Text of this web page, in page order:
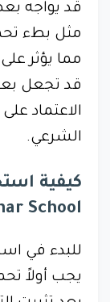
قد يواجه
مثل بطء
مما يؤثر
قد تجعل
الاعتماد
الشرعي.
School
للبدء في
يجب أولاً